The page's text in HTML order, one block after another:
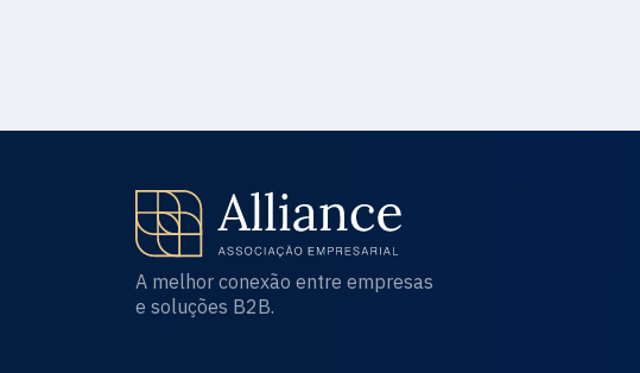
A melhor conexão entre empresas
e soluções B2B.